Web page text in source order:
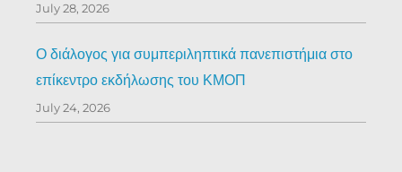
July 28, 2026
Ο διάλογος για συμπεριληπτικά πανεπιστήμια στο
επίκεντρο εκδήλωσης του ΚΜΟΠ
July 24, 2026